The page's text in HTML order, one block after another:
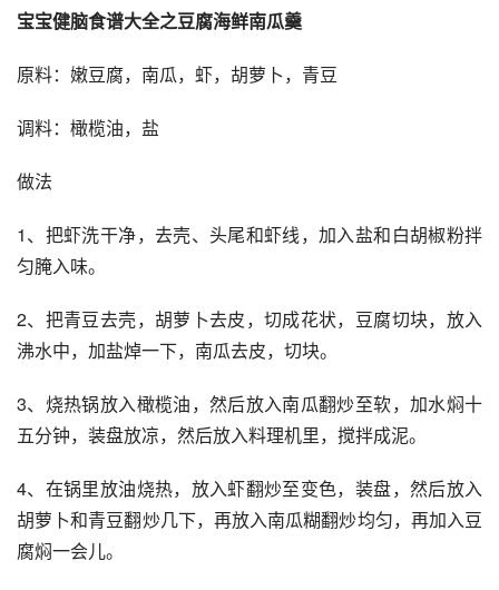
宝宝健脑食谱大全之豆腐海鲜南瓜羹
原料：嫩豆腐，南瓜，虾，胡萝卜，青豆
调料：橄榄油，盐
做法
1、把虾洗干净，去壳、头尾和虾线，加入盐和白胡椒粉拌
匀腌入味。
2、把青豆去壳，胡萝卜去皮，切成花状，豆腐切块，放入
沸水中，加盐焯一下，南瓜去皮，切块。
3、烧热锅放入橄榄油，然后放入南瓜翻炒至软，加水焖十
五分钟，装盘放凉，然后放入料理机里，搅拌成泥。
4、在锅里放油烧热，放入虾翻炒至变色，装盘，然后放入
胡萝卜和青豆翻炒几下，再放入南瓜糊翻炒均匀，再加入豆
腐焖一会儿。